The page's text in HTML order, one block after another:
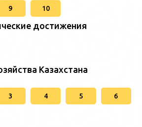
9 10
достижения
Казахстана
3 4 5 6